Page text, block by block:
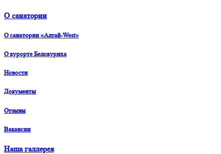
О санатории
О санатории «Алтай-West»
О курорте Белокуриха
Новости
Документы
Отзывы
Вакансии
Наша галлерея